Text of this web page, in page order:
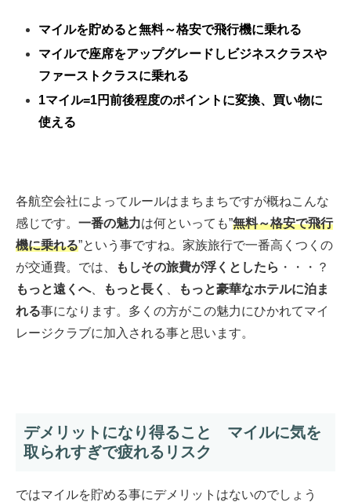
マイルを貯めると無料～格安で飛行機に乗れる
マイルで座席をアップグレードしビジネスクラスや
ファーストクラ スに乗れる
1マイル=1円前後程度のポイントに変換、買い物に
使える
各航空会社によってルールはまちまちですが概ねこんな
感じです。 一番の魅力は何といっても”無料～格安で飛行
機に乗れる”という事ですね。家族旅行で一番高くつくの
が交通費。では、
もしその旅費が浮くとしたら ・・・？
もっと遠くへ、 もっと長く
もっと豪華なホテルに泊ま
れる事になります。多くの方がこの魅力にひかれてマイ
レージクラブに加入される事と思います。
デメリットになり得ること マイルに気を
取られすぎで疲れるリスク
ではマイルを貯める事にデメリットはないのでしょう